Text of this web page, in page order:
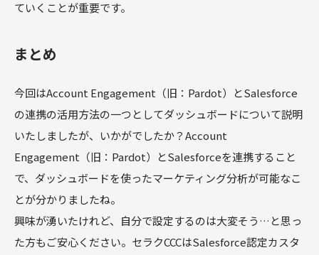
ていくことが重要です。
まとめ
今回はAccount Engagement（旧：Pardot）とSalesforce
の連携の活用方法の一つとしてダッシュボードについて説明
いたしましたが、いかがでしたか？Account
Engagement（旧：Pardot）とSalesforceを連携すること
で、ダッシュボードを使ったマーケティング分析が可能なこ
とが分かりましたね。
興味が湧いたけれど、自分で設定するのは大変そう…と思っ
た方もご安心ください。セラクCCCはSalesforce認定カスタ